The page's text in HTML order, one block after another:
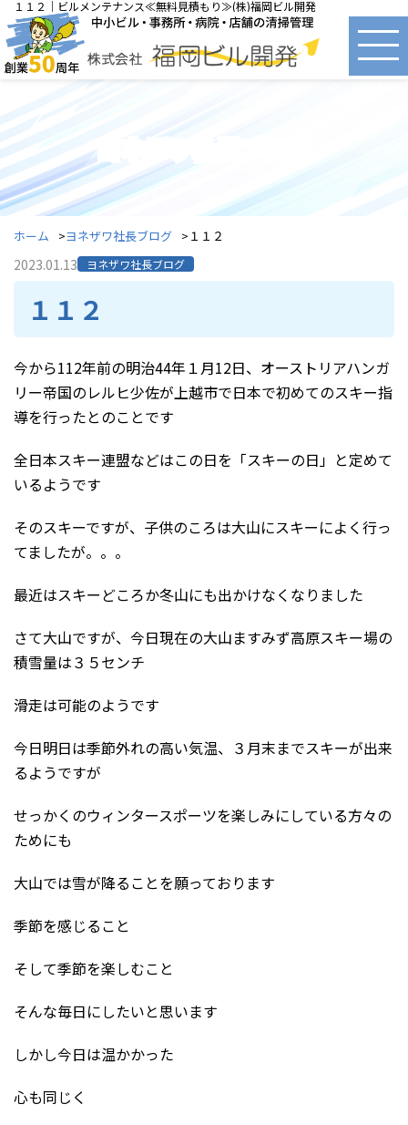
１１２｜ビルメンテナンス≪無料見積もり≫(株)福岡ビル開発
ヨネザワ社長ブログ
ホーム ヨネザワ社長ブログ １１２
2023.01.13 ヨネザワ社長ブログ
１１２
今から112年前の明治44年１月12日、オーストリアハンガ
リー帝国のレルヒ少佐が上越市で日本で初めてのスキー指
導を行ったとのことです
全日本スキー連盟などはこの日を「スキーの日」と定めて
いるようです
そのスキーですが、子供のころは大山にスキーによく行っ
てましたが。。。
最近はスキーどころか冬山にも出かけなくなりました
さて大山ですが、今日現在の大山ますみず高原スキー場の
積雪量は３５センチ
滑走は可能のようです
今日明日は季節外れの高い気温、３月末までスキーが出来
るようですが
せっかくのウィンタースポーツを楽しみにしている方々の
ためにも
大山では雪が降ることを願っております
季節を感じること
そして季節を楽しむこと
そんな毎日にしたいと思います
しかし今日は温かかった
心も同じく